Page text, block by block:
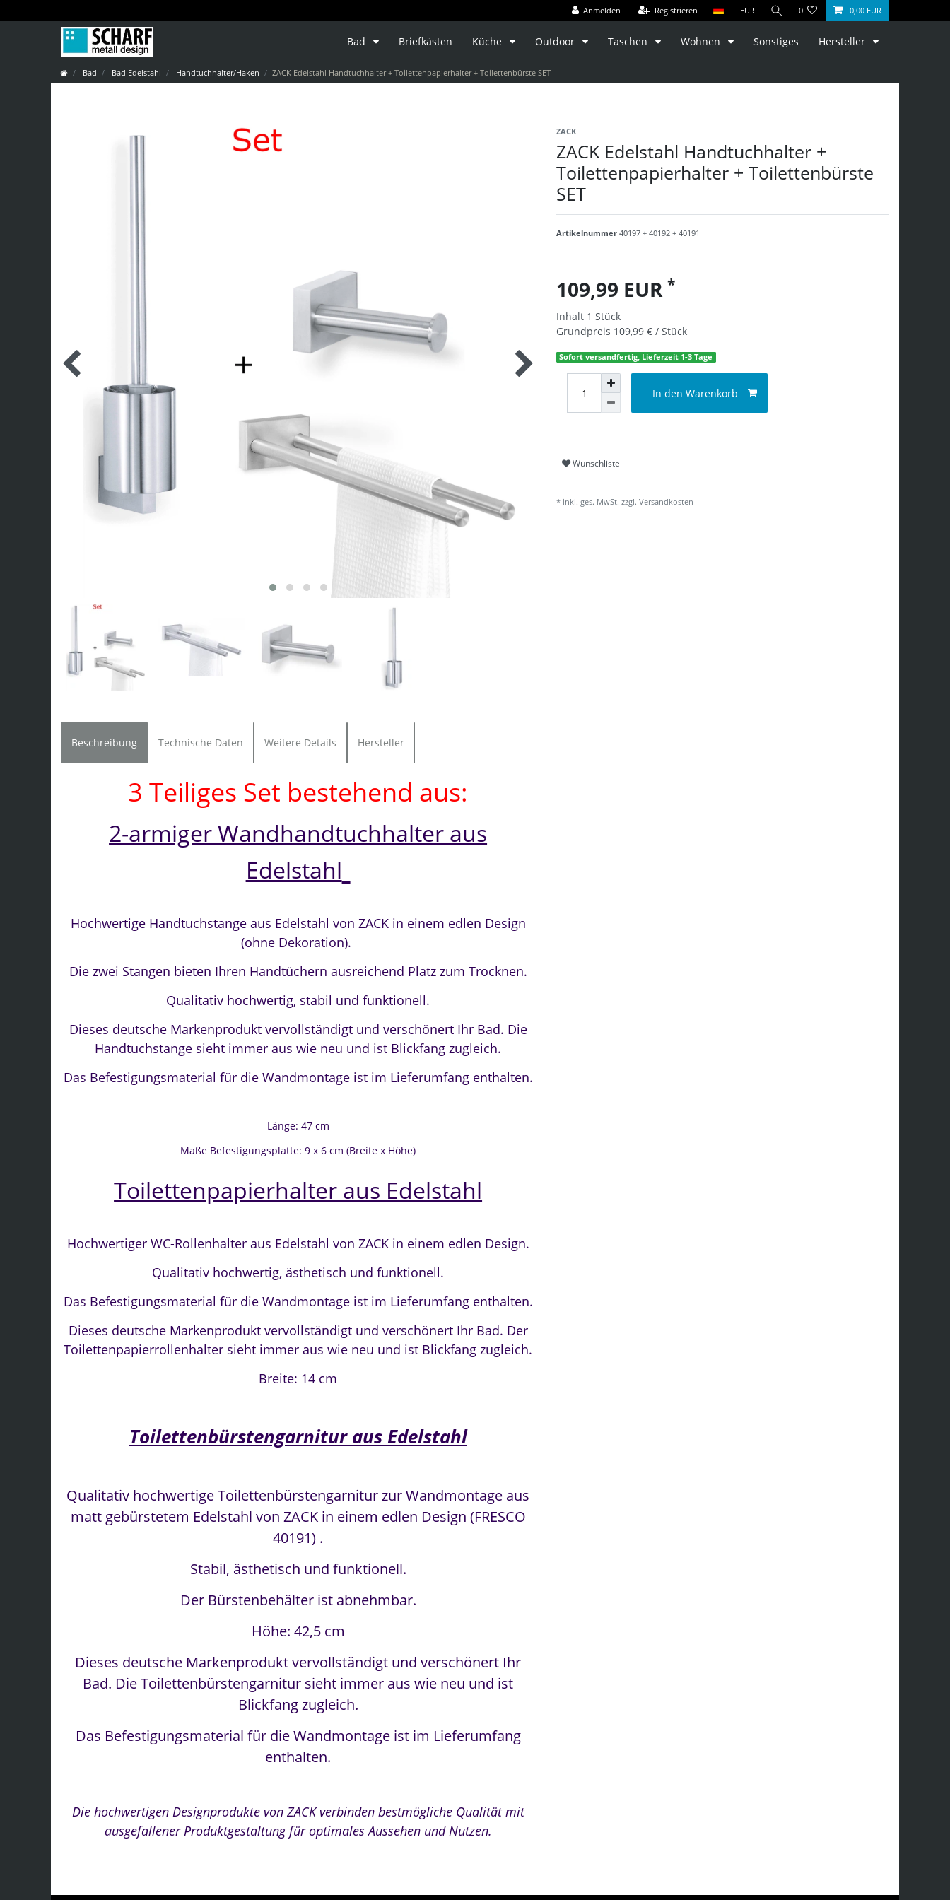
Anmelden Registrieren EUR 0 0,00 EUR
Bad Briefkästen Küche Outdoor Taschen Wohnen Sonstiges Hersteller
Bad Bad Edelstahl Handtuchhalter/Haken ZACK Edelstahl Handtuchhalter + Toilettenpapierhalter + Toilettenbürste SET
ZACK
ZACK Edelstahl Handtuchhalter +
Toilettenpapierhalter + Toilettenbürste
SET
Artikelnummer40197 + 40192 + 40191
109,99 EUR*
Inhalt 1Stück
Grundpreis 109,99 € / Stück
Sofort versandfertig, Lieferzeit 1-3 Tage
In den Warenkorb
Wunschliste
* inkl. ges. MwSt. zzgl.Versandkosten
Beschreibung Technische Daten Weitere Details Hersteller
3 Teiliges Set bestehend aus:
2-armiger Wandhandtuchhalter aus
Edelstahl
Hochwertige Handtuchstange aus Edelstahl von ZACK in einem edlen Design
(ohne Dekoration).
Die zwei Stangen bieten Ihren Handtüchern ausreichend Platz zum Trocknen.
Qualitativ hochwertig, stabil und funktionell.
Dieses deutsche Markenprodukt vervollständigt und verschönert Ihr Bad. Die
Handtuchstange sieht immer aus wie neu und ist Blickfang zugleich.
Das Befestigungsmaterial für die Wandmontage ist im Lieferumfang enthalten.
Länge: 47 cm
Maße Befestigungsplatte: 9 x 6 cm (Breite x Höhe)
Toilettenpapierhalter aus Edelstahl
Hochwertiger WC-Rollenhalter aus Edelstahl von ZACK in einem edlen Design.
Qualitativ hochwertig, ästhetisch und funktionell.
Das Befestigungsmaterial für die Wandmontage ist im Lieferumfang enthalten.
Dieses deutsche Markenprodukt vervollständigt und verschönert Ihr Bad. Der
Toilettenpapierrollenhalter sieht immer aus wie neu und ist Blickfang zugleich.
Breite: 14 cm
Toilettenbürstengarnitur aus Edelstahl
Qualitativ hochwertige Toilettenbürstengarnitur zur Wandmontage aus
matt gebürstetem Edelstahl von ZACK in einem edlen Design (FRESCO
40191) .
Stabil, ästhetisch und funktionell.
Der Bürstenbehälter ist abnehmbar.
Höhe: 42,5 cm
Dieses deutsche Markenprodukt vervollständigt und verschönert Ihr
Bad. Die Toilettenbürstengarnitur sieht immer aus wie neu und ist
Blickfang zugleich.
Das Befestigungsmaterial für die Wandmontage ist im Lieferumfang
enthalten.
Die hochwertigen Designprodukte von ZACK verbinden bestmögliche Qualität mit
ausgefallener Produktgestaltung für optimales Aussehen und Nutzen.